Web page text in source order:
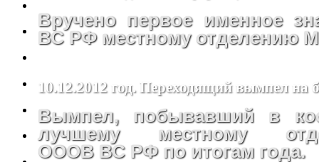
Вручено первое именное
ВС РФ местному отделению
10.12.2012 год. Переходящий вымпел
Вымпел, побывавший в
лучшему местному
ОООВ ВС РФ по итогам года.